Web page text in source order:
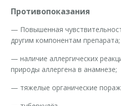
Противопоказания
— Повышенная
другим компонентам препарата;
— наличие аллергических
природы аллергена в анамнезе;
— тяжелые органические